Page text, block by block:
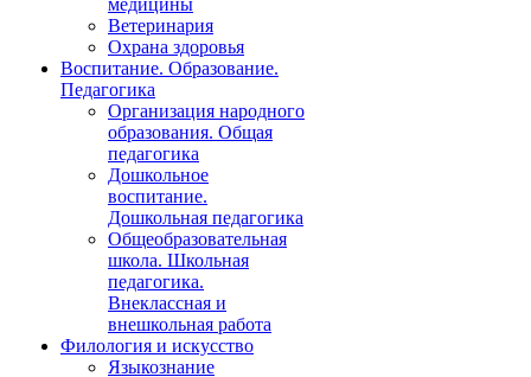
медицины
Ветеринария
Охрана здоровья
Воспитание. Образование.
Педагогика
Организация народного
образования. Общая
педагогика
Дошкольное
воспитание.
Дошкольная педагогика
Общеобразовательная
школа. Школьная
педагогика.
Внеклассная и
внешкольная работа
Филология и искусство
Языкознание